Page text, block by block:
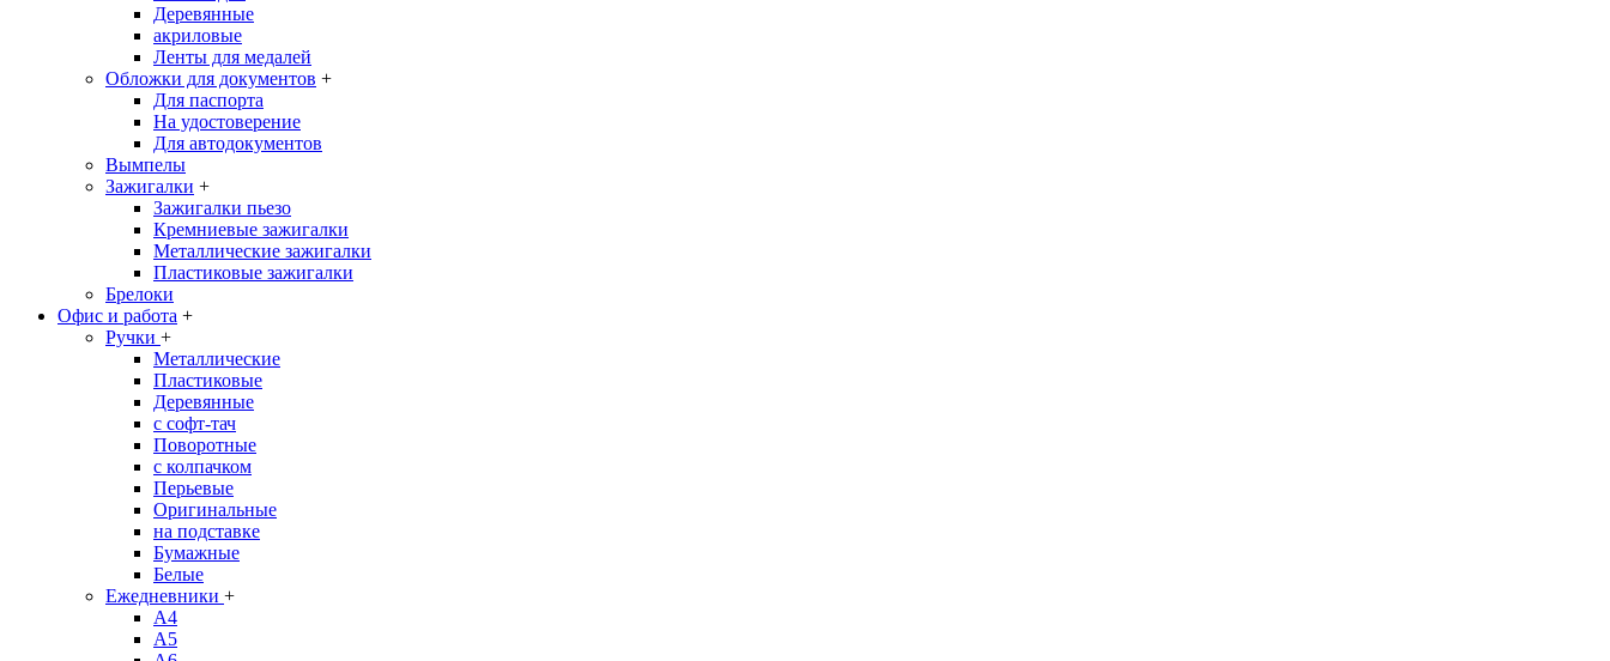
Деревянные
акриловые
Ленты для медалей
Обложки для документов +
Для паспорта
На удостоверение
Для автодокументов
Вымпелы
Зажигалки +
Зажигалки пьезо
Кремниевые зажигалки
Металлические зажигалки
Пластиковые зажигалки
Брелоки
Офис и работа +
Ручки +
Металлические
Пластиковые
Деревянные
с софт-тач
Поворотные
с колпачком
Перьевые
Оригинальные
на подставке
Бумажные
Белые
Ежедневники +
A4
A5